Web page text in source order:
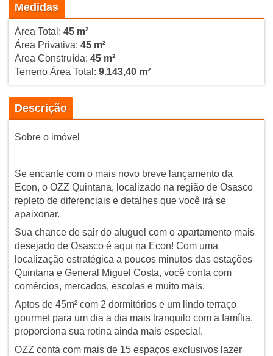
Medidas
Área Total: 45 m²
Área Privativa: 45 m²
Área Construída: 45 m²
Terreno Área Total: 9.143,40 m²
Descrição
Sobre o imóvel
Se encante com o mais novo breve lançamento da
Econ, o OZZ Quintana, localizado na região de Osasco
repleto de diferenciais e detalhes que você irá se
apaixonar.
Sua chance de sair do aluguel com o apartamento mais
desejado de Osasco é aqui na Econ! Com uma
localização estratégica a poucos minutos das estações
Quintana e General Miguel Costa, você conta com
comércios, mercados, escolas e muito mais.
Aptos de 45m² com 2 dormitórios e um lindo terraço
gourmet para um dia a dia mais tranquilo com a família,
proporciona sua rotina ainda mais especial.
OZZ conta com mais de 15 espaços exclusivos lazer